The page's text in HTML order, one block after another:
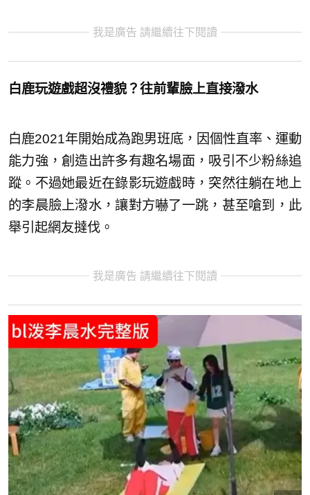
我是廣告 請繼續往下閱讀
白鹿玩遊戲超沒禮貌？往前輩臉上直接潑水
白鹿2021年開始成為跑男班底，因個性直率、運動
能力強，創造出許多有趣名場面，吸引不少粉絲追
蹤。不過她最近在錄影玩遊戲時，突然往躺在地上
的李晨臉上潑水，讓對方嚇了一跳，甚至嗆到，此
舉引起網友撻伐。
我是廣告 請繼續往下閱讀